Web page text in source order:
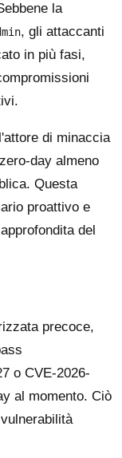
la
, gli attaccanti
in più fasi,
di minaccia
day almeno
Questa
proattivo e
del
precoce,
o CVE-2026-
al momento. Ciò